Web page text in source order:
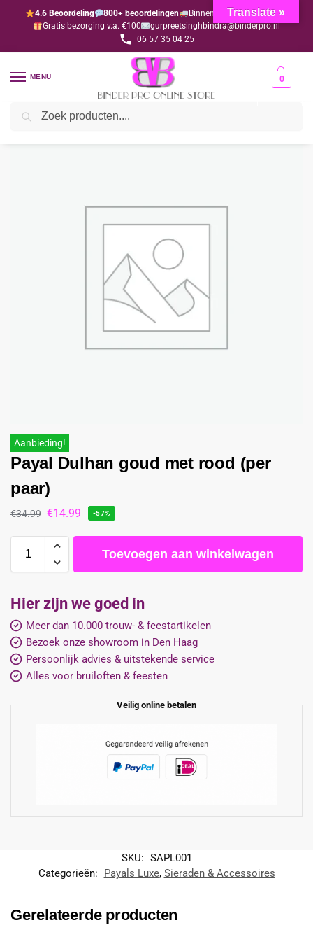
4.6 Beoordeling 800+ beoordelingen
Binnen 1-3 dagen geleverd
Gratis bezorging v.a. €100
gurpreetsinghbindra@binderpro.nl
06 57 35 04 25
MENU 0
Home Sieraden & Accessoires
Aanbieding!
Payal Dulhan goud met rood (per
paar)
€34.99 €14.99 -57%
Toevoegen aan winkelwagen
Hier zijn we goed in
Meer dan 10.000 trouw- & feestartikelen
Bezoek onze showroom in Den Haag
Persoonlijk advies & uitstekende service
Alles voor bruiloften & feesten
Veilig online betalen
SKU: SAPL001
Categorieën:
Payals Luxe, Sieraden & Accessoires
Gerelateerde producten
Translate »